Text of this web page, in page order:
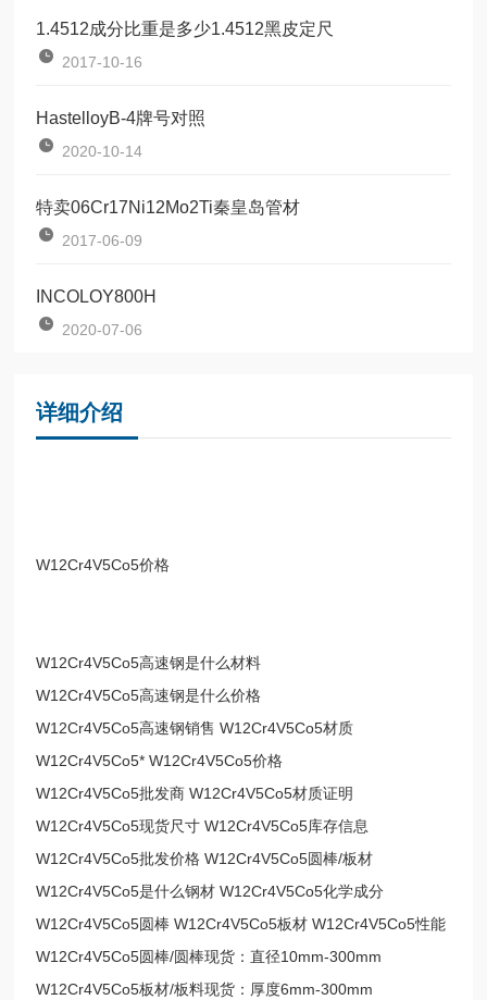
1.4512成分比重是多少1.4512黑皮定尺
2017-10-16
HastelloyB-4牌号对照
2020-10-14
特卖06Cr17Ni12Mo2Ti秦皇岛管材
2017-06-09
INCOLOY800H
2020-07-06
详细介绍
W12Cr4V5Co5价格
W12Cr4V5Co5高速钢是什么材料
W12Cr4V5Co5高速钢是什么价格
W12Cr4V5Co5高速钢销售 W12Cr4V5Co5材质
W12Cr4V5Co5* W12Cr4V5Co5价格
W12Cr4V5Co5批发商 W12Cr4V5Co5材质证明
W12Cr4V5Co5现货尺寸 W12Cr4V5Co5库存信息
W12Cr4V5Co5批发价格 W12Cr4V5Co5圆棒/板材
W12Cr4V5Co5是什么钢材 W12Cr4V5Co5化学成分
W12Cr4V5Co5圆棒 W12Cr4V5Co5板材 W12Cr4V5Co5性能
W12Cr4V5Co5圆棒/圆棒现货：直径10mm-300mm
W12Cr4V5Co5板材/板料现货：厚度6mm-300mm